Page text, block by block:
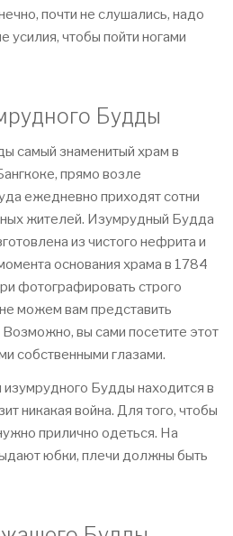
почти не слушались, надо
усилия, чтобы пойти ногами
Будды
самый знаменитый храм в
прямо возле
ежедневно приходят сотни
жителей. Изумрудный Будда
из чистого нефрита и
основания храма в 1784
фотографировать строго
можем вам представить
вы сами посетите этот
собственными глазами.
изумрудного Будды находится в
никакая война. Для того, чтобы
прилично одеться. На
юбки, плечи должны быть